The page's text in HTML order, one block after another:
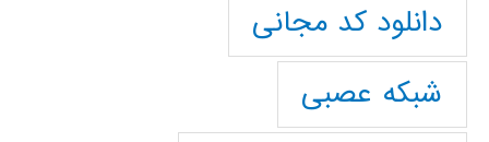
دانلود کد مجانی
شبکه عصبی